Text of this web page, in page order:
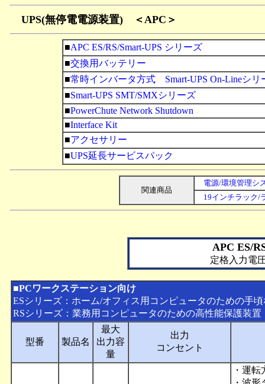
UPS(無停電電源装置) ＜APC＞
■APC ES/RS/Smart-UPS シリーズ
■交換用バッテリー
■常時インバータ方式 Smart-UPS On-Lineシリ
■Smart-UPS SMT/SMXシリーズ
■PowerChute Network Shutdown
■Interface Kit
■アクセサリー
■UPS延長サービスパック
関連商品
電源/環境管理シ
19インチラック/
APC ES/
定格入力電
■PCワークステーション向け
ESシリーズ：ホーム/オフィス用コンピュータのための手
RSシリーズ：業務用コンピュータのための高性能保護装置
型番 製品名
最大
出力容
量
出力
コンセント
・運